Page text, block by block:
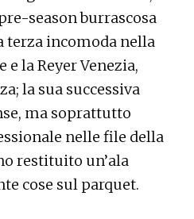
season burrascosa
terza incomoda nella
la Reyer Venezia,
la sua successiva
ma soprattutto
nelle file della
restituito un’ala
cose sul parquet.